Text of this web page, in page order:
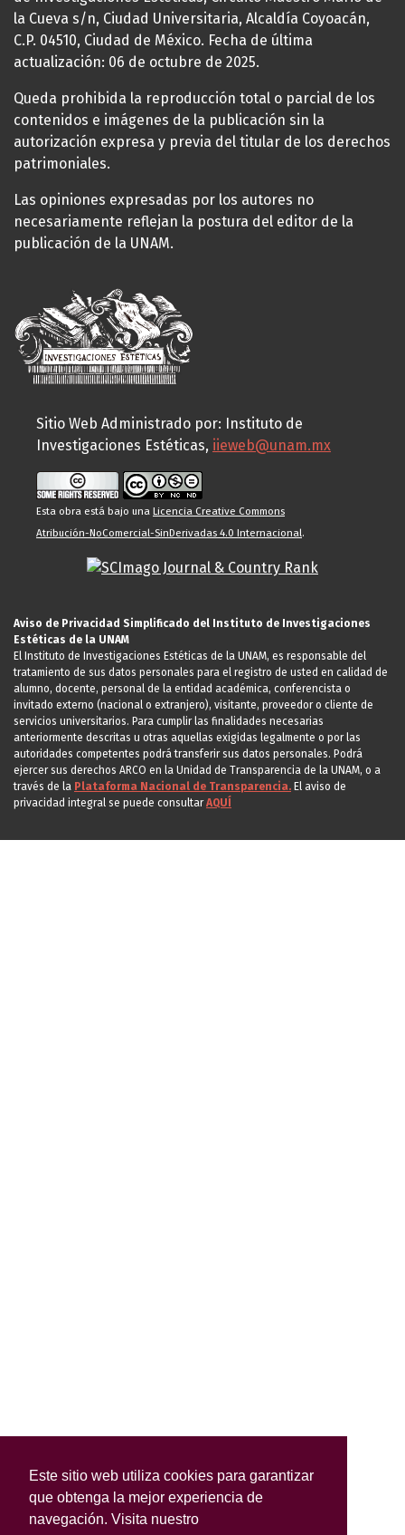
Este sitio web utiliza cookies para garantizar
que obtenga la mejor experiencia de
navegación. Visita nuestro
la Cueva s/n, Ciudad Universitaria, Alcaldía Coyoacán,
C.P. 04510, Ciudad de México. Fecha de última
actualización: 06 de octubre de 2025.
Queda prohibida la reproducción total o parcial de los
contenidos e imágenes de la publicación sin la
autorización expresa y previa del titular de los derechos
patrimoniales.
Las opiniones expresadas por los autores no
necesariamente reflejan la postura del editor de la
publicación de la UNAM.
Sitio Web Administrado por: Instituto de
Investigaciones Estéticas, iieweb@unam.mx
Esta obra está bajo una Licencia Creative Commons
Atribución-NoComercial-SinDerivadas 4.0 Internacional.
Aviso de Privacidad Simplificado del Instituto de Investigaciones
Estéticas de la UNAM
El Instituto de Investigaciones Estéticas de la UNAM, es responsable del
tratamiento de sus datos personales para el registro de usted en calidad de
alumno, docente, personal de la entidad académica, conferencista o
invitado externo (nacional o extranjero), visitante, proveedor o cliente de
servicios universitarios. Para cumplir las finalidades necesarias
anteriormente descritas u otras aquellas exigidas legalmente o por las
autoridades competentes podrá transferir sus datos personales. Podrá
ejercer sus derechos ARCO en la Unidad de Transparencia de la UNAM, o a
través de la Plataforma Nacional de Transparencia. El aviso de
privacidad integral se puede consultarAQUÍ